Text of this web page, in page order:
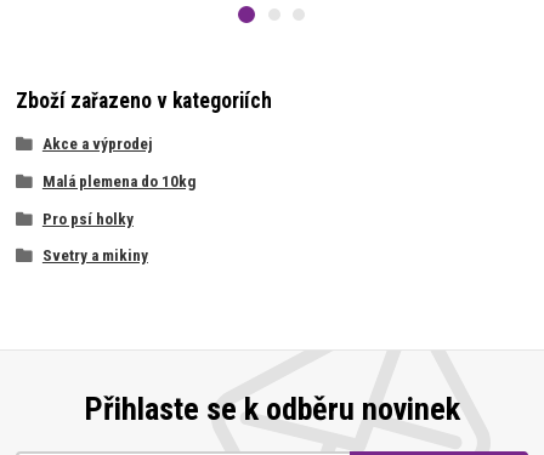
Zboží zařazeno v kategoriích
Akce a výprodej
Malá plemena do 10kg
Pro psí holky
Svetry a mikiny
Přihlaste se k odběru novinek